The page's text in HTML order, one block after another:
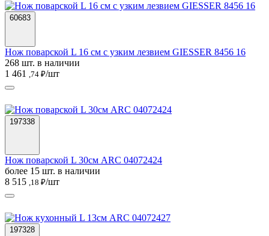
60683
Нож поварской L 16 см с узким лезвием GIESSER 8456 16
268 шт. в наличии
1 461
,74 ₽/шт
197338
Нож поварской L 30см ARC 04072424
более 15 шт. в наличии
8 515 ,18 ₽/шт
197328